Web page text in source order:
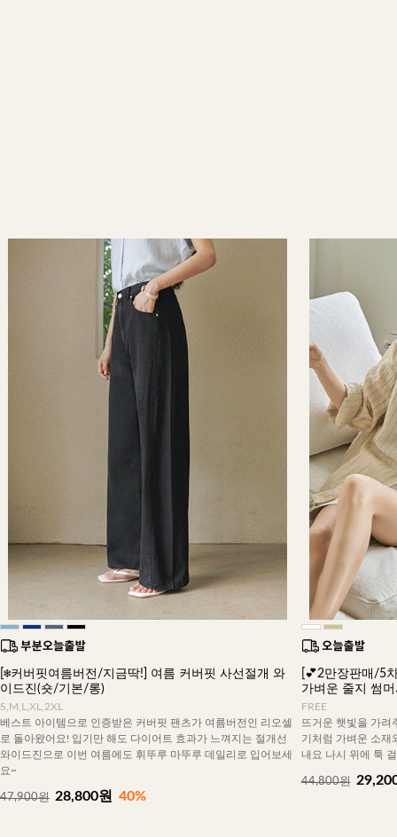
[❄️커버핏여름버전/지금딱!] 여름 커버핏 사선절개 와
이드진(숏/기본/롱)
S,M,L,XL,2XL
베스트 아이템으로 인증받은 커버핏 팬츠가 여름버전인 리오셀
로 돌아왔어요! 입기만 해도 다이어트 효과가 느껴지는 절개선
와이드진으로 이번 여름에도 휘뚜루 마뚜루 데일리로 입어보세
요~
47,900원 28,800원 40%
[💕2만장판매/5
가벼운 줄지 썸
FREE
뜨거운 햇빛을 가려
기처럼 가벼운 소재
내요 나시 위에 툭
44,800원